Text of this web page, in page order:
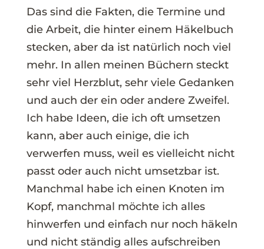
Das sind die Fakten, die Termine und
die Arbeit, die hinter einem Häkelbuch
stecken, aber da ist natürlich noch viel
mehr. In allen meinen Büchern steckt
sehr viel Herzblut, sehr viele Gedanken
und auch der ein oder andere Zweifel.
Ich habe Ideen, die ich oft umsetzen
kann, aber auch einige, die ich
verwerfen muss, weil es vielleicht nicht
passt oder auch nicht umsetzbar ist.
Manchmal habe ich einen Knoten im
Kopf, manchmal möchte ich alles
hinwerfen und einfach nur noch häkeln
und nicht ständig alles aufschreiben